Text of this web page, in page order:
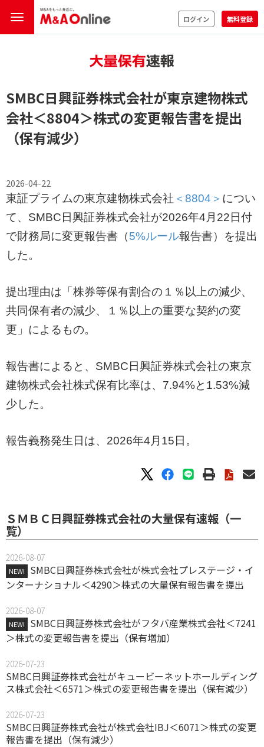
ログイン 無料登録
SMBC日興証券株式会社が東京建物株式
会社＜8804＞株式の変更報告書を提出
（保有減少）
2026-04-22
東証プライムの東京建物株式会社 ＜8804＞ につい
て、SMBC日興証券株式会社が2026年4月22日付
で財務局に変更報告書（5%ルール報告書）を提出
した。
提出理由は「株券等保有割合の１％以上の減少、
共同保有者の減少、１％以上の重要な契約の変
更」によるもの。
報告書によると、SMBC日興証券株式会社の東京
建物株式会社株式保有比率は、7.94%と1.53%減
少した。
報告義務発生日は、2026年4月15日。
ＳＭＢＣ日興証券株式会社の大量保有速報（一
覧）
2026-08-07
NEW!
SMBC日興証券株式会社が株式会社プレステージ・イ
ンターナショナル＜4290＞株式の大量保有報告書を提出
2026-08-07
NEW!
SMBC日興証券株式会社がフタバ産業株式会社＜7241
＞株式の変更報告書を提出（保有増加）
2026-07-23
SMBC日興証券株式会社がキュービーネットホールディング
ス株式会社＜6571＞株式の変更報告書を提出（保有減少）
2026-07-23
SMBC日興証券株式会社が株式会社IBJ＜6071＞株式の変更
報告書を提出（保有減少）